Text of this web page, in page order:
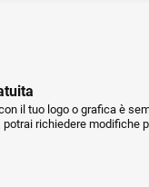
il tuo logo o grafica è
richiedere modifiche